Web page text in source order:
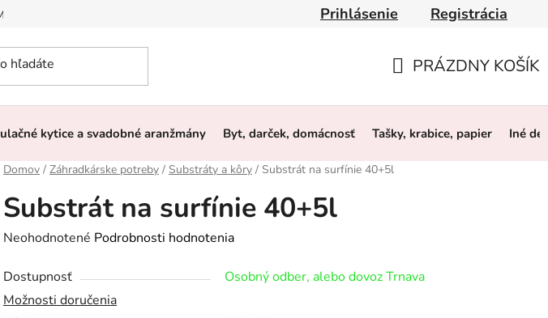
ZĽAVY Obchodné podmienky Ochrana osobných údajov
Prihlásenie Registrácia
KOŠÍK
PRÁZDNY KOŠÍK
kytice a svadobné aranžmány Byt, darček, domácnosť Tašky, krabice, papier Iné
Domov / Záhradkárske potreby / Substráty a kôry / Substrát na surfínie 40+5l
Substrát na surfínie 40+5l
Priemerné
produktu
je
Neohodnotené Podrobnosti hodnotenia
Dostupnosť
Osobný odber, alebo dovoz Trnava
Možnosti doručenia